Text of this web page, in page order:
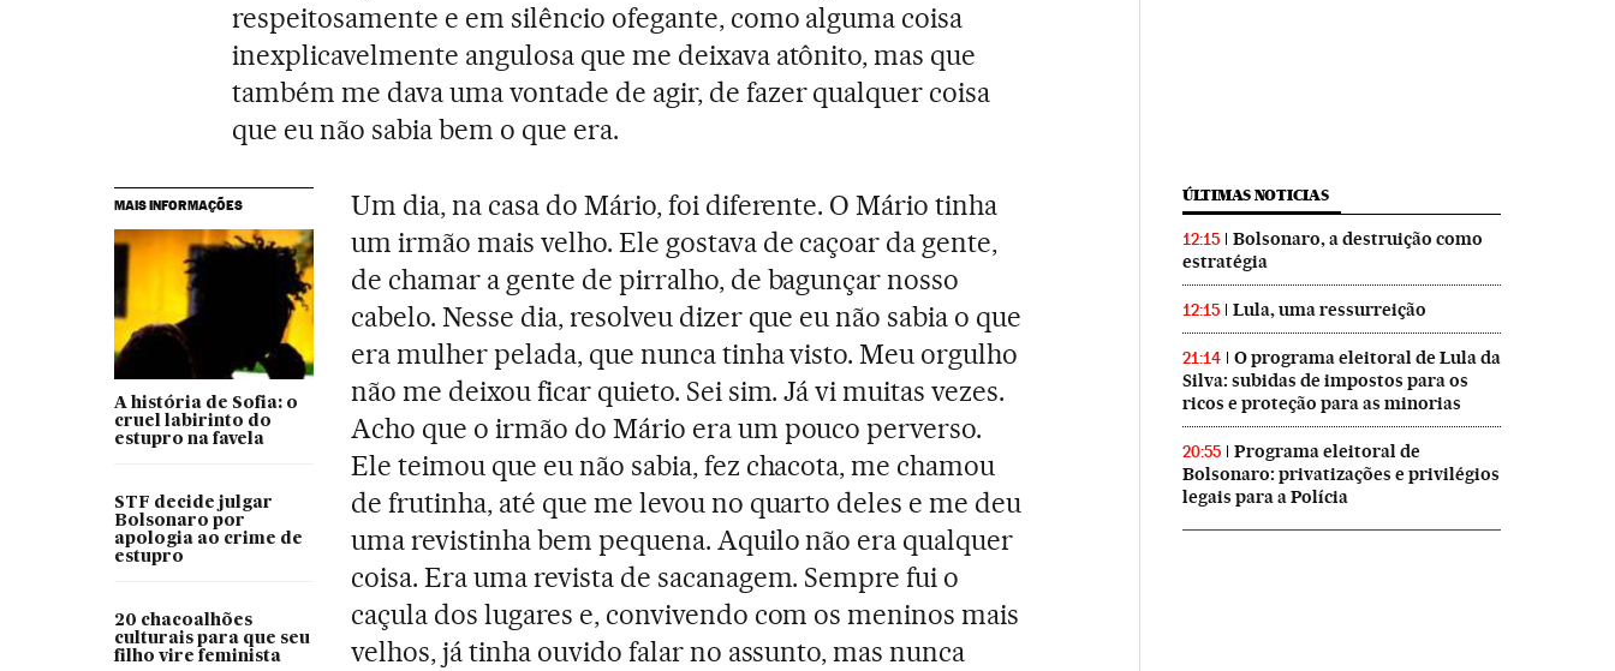
respeitosamente e em silêncio ofegante, como alguma coisa
inexplicavelmente angulosa que me deixava atônito, mas que
também me dava uma vontade de agir, de fazer qualquer coisa
que eu não sabia bem o que era.
MAIS INFORMAÇÕES
A história de Sofia: o
cruel labirinto do
estupro na favela
STF decide julgar
Bolsonaro por
apologia ao crime de
estupro
20 chacoalhões
culturais para que seu
filho vire feminista
Um dia, na casa do Mário, foi diferente. O Mário tinha
um irmão mais velho. Ele gostava de caçoar da gente,
de chamar a gente de pirralho, de bagunçar nosso
cabelo. Nesse dia, resolveu dizer que eu não sabia o que
era mulher pelada, que nunca tinha visto. Meu orgulho
não me deixou ficar quieto. Sei sim. Já vi muitas vezes.
Acho que o irmão do Mário era um pouco perverso.
Ele teimou que eu não sabia, fez chacota, me chamou
de frutinha, até que me levou no quarto deles e me deu
uma revistinha bem pequena. Aquilo não era qualquer
coisa. Era uma revista de sacanagem. Sempre fui o
caçula dos lugares e, convivendo com os meninos mais
velhos, já tinha ouvido falar no assunto, mas nunca
ÚLTIMAS NOTICIAS
12:15
Bolsonaro, a destruição como
estratégia
12:15 Lula, uma ressurreição
21:14
O programa eleitoral de Lula da
Silva: subidas de impostos para os
ricos e proteção para as minorias
20:55
Programa eleitoral de
Bolsonaro: privatizações e privilégios
legais para a Polícia